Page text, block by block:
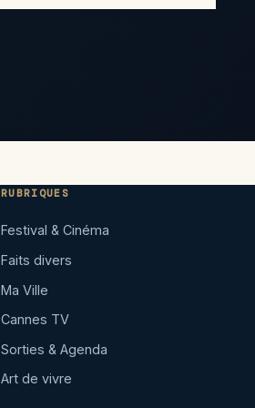
RUBRIQUES
Festival & Cinéma
Faits divers
Ma Ville
Cannes TV
Sorties & Agenda
Art de vivre